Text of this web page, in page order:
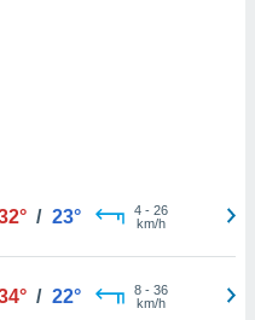
/ 23° 4- 26
km/h
/ 22° 8- 36
km/h